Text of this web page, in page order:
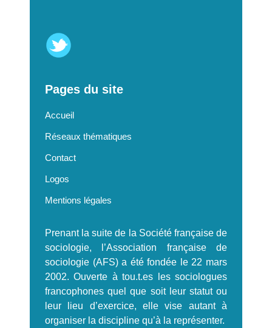
Pages du site
Accueil
Réseaux thématiques
Contact
Logos
Mentions légales
Prenant la suite de la Société française de
sociologie, l’Association française de
sociologie (AFS) a été fondée le 22 mars
2002. Ouverte à tou.t.es les sociologues
francophones quel que soit leur statut ou
leur lieu d’exercice, elle vise autant à
organiser la discipline qu’à la représenter.